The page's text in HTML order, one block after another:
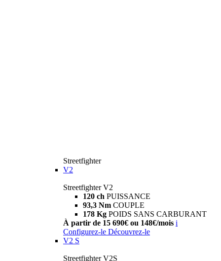
Streetfighter
V2
Streetfighter V2
120 ch PUISSANCE
93,3 Nm COUPLE
178 Kg POIDS SANS CARBURANT
À partir de 15 690€ ou 148€/mois i
Configurez-le Découvrez-le
V2 S
Streetfighter V2S